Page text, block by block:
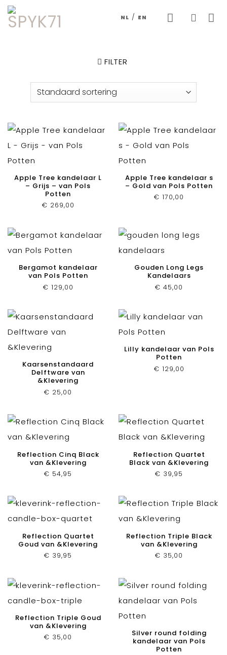
Skip
NL / EN
FILTER
Apple Tree kandelaar L
– Grijs – van Pols
Potten
€ 269,00
Apple Tree kandelaar s
– Gold van Pols Potten
€ 170,00
Bergamot kandelaar
van Pols Potten
€ 129,00
Gouden Long Legs
Kandelaars
€ 45,00
Kaarsenstandaard
Delftware van
&Klevering
€ 25,00
Lilly kandelaar van Pols
Potten
€ 129,00
Reflection Cinq Black
van &Klevering
€ 54,95
Reflection Quartet
Black van &Klevering
€ 39,95
Reflection Quartet
Goud van &Klevering
€ 39,95
Reflection Triple Black
van &Klevering
€ 35,00
Reflection Triple Goud
van &Klevering
€ 35,00
Silver round folding
kandelaar van Pols
Potten